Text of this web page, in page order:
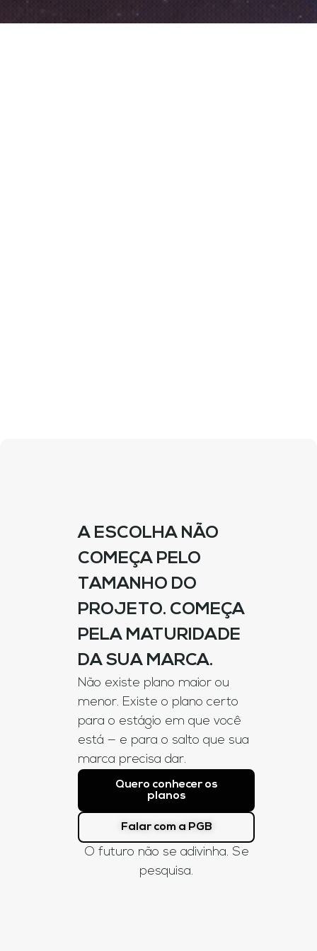
A ESCOLHA NÃO
COMEÇA PELO
TAMANHO DO
PROJETO. COMEÇA
PELA MATURIDADE
DA SUA MARCA.
Não existe plano maior ou
menor. Existe o plano certo
para o estágio em que você
está — e para o salto que sua
marca precisa dar.
Quero conhecer os
planos
Falar com a PGB
O futuro não se adivinha. Se
pesquisa.